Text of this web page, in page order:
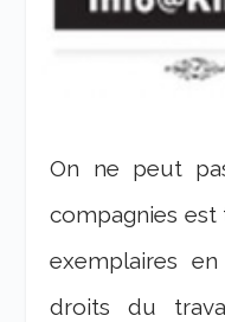
On ne peut
compagnies
exemplaires
droits du